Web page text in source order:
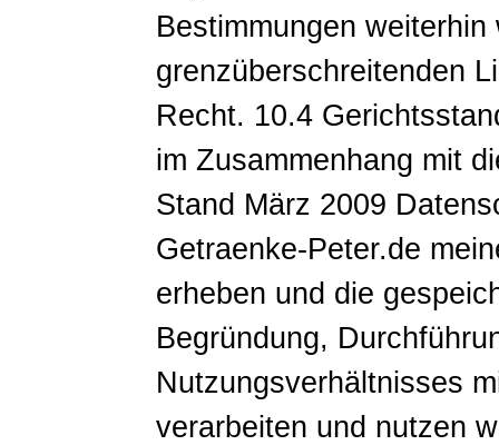
Bestimmungen weiterhin
grenzüberschreitenden
Recht. 10.4
im Zusammenhang mit
Stand März 2009
Getraenke-Peter.de
erheben und die
Begründung,
Nutzungsverhältnisses
verarbeiten und nutzen